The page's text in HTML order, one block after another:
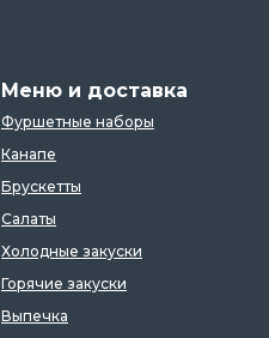
Меню и доставка
Фуршетные наборы
Канапе
Брускетты
Салаты
Холодные закуски
Горячие закуски
Выпечка